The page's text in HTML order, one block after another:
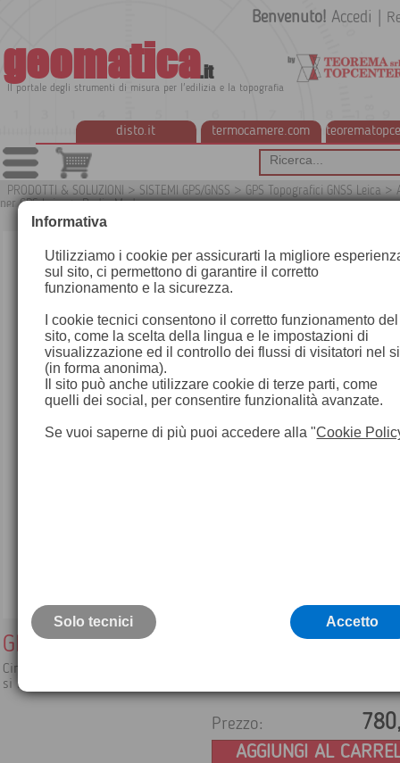
geomatica.it
Il portale degli strumenti di misura per l'edilizia e la topografia
disto.it termocamere.com
Benvenuto! Accedi
PRODOTTI & SOLUZIONI > SISTEMI GPS/GNSS > GPS Topografici GNSS Leica >
per GPS Leica>Radio Modem
GFU29 Modem GSM/GPRS/EDGE/UMTS
Cinterion 3.5 G quadribanda (850/900/1800/1900/2100Mhz)
si fissa sul ricevitore o sul GHT56
Prezzo:
AGGIUNGI AL
Informativa
Utilizziamo i cookie per assicurarti la migliore
sul sito, ci permettono di garantire il corretto
funzionamento e la sicurezza.
I cookie tecnici consentono il corretto funzionamento del
sito, come la scelta della lingua e le impostazioni di
visualizzazione ed il controllo dei flussi di visitatori nel
(in forma anonima).
Il sito può anche utilizzare cookie di terze parti, come
quelli dei social, per consentire funzionalità avanzate.
Se vuoi saperne di più puoi accedere alla "Cookie
Solo tecnici Accetto